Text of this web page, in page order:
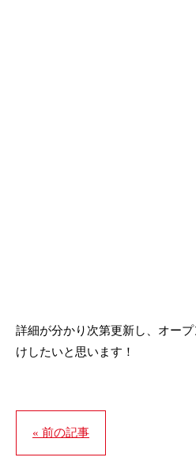
詳細が分かり次第更新し、オー
けしたいと思います！
« 前の記事